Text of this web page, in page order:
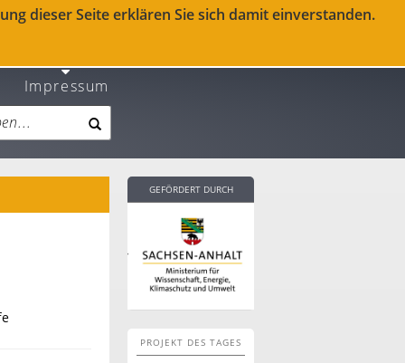
dieser Seite erklären Sie sich damit einverstanden.
Impressum
GEFÖRDERT DURCH
PROJEKT DES TAGES